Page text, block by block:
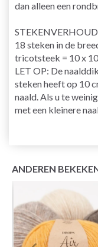
dan alleen een
18 steken in de
tricotsteek = 10 x 10
LET OP: De
steken heeft op 10
naald. Als u te
met een kleinere
ANDEREN